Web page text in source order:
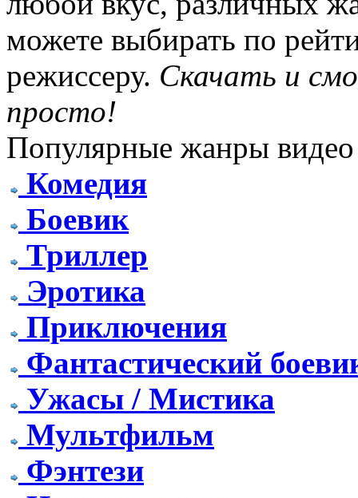
можете выбирать по
режиссеру. Скачать и
просто!
Популярные жанры видео
Комедия
Боевик
Триллер
Эротика
Приключения
Фантастический
Ужасы / Мистика
Мультфильм
Фэнтези